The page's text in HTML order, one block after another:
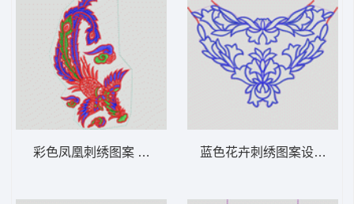
彩色凤凰刺绣图案 凤凰动物 蓝色花卉刺绣图案设计 简